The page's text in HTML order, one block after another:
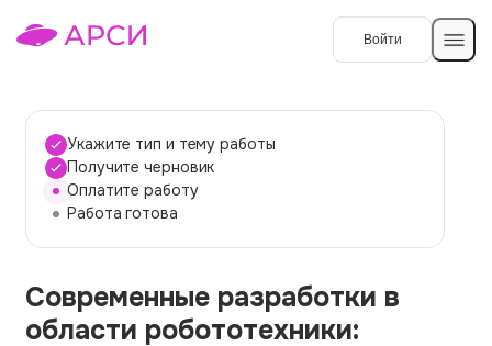
Войти
Темы работ
О сервисе
О компании
Контакты
Укажите тип и тему работы
Получите черновик
Оплатите работу
Работа готова
Современные разработки в
области робототехники: